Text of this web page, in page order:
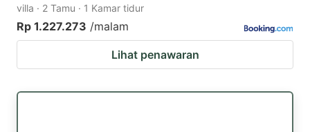
villa · 2 Tamu · 1 Kamar tidur
Rp 1.227.273 /malam
Lihat penawaran